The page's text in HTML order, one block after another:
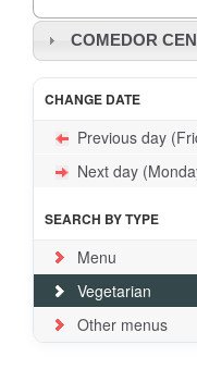
COMEDOR
CHANGE DATE
Previous day
Next day
SEARCH BY TYPE
Menu
Vegetarian
Other menus